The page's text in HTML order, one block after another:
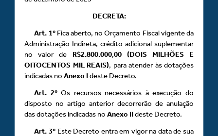
DECRETA:
Art. 1ºFica aberto, no Orçamento Fiscal vigente da
Administração Indireta, crédito adicional suplementar
no valor de R$2.800.000,00 (DOIS MILHÕES E
OITOCENTOS MIL REAIS), para atender às dotações
indicadas no Anexo Ideste Decreto.
Art. 2ºOs recursos necessários à execução do
disposto no artigo anterior decorrerão de anulação
das dotações indicadas no Anexo IIdeste Decreto.
Art. 3ºEste Decreto entra em vigor na data de sua